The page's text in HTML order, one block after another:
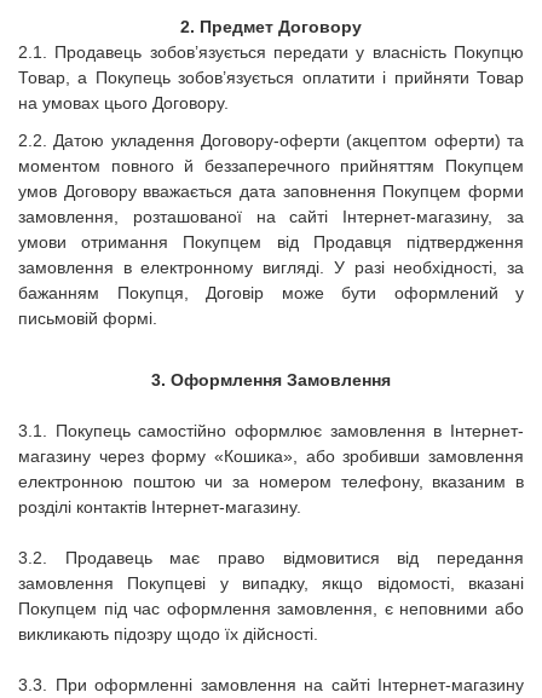
2. Предмет Договору
2.1. Продавець зобов’язується передати у власність Покупцю
Товар, а Покупець зобов’язується оплатити і прийняти Товар
на умовах цього Договору.
2.2. Датою укладення Договору-оферти (акцептом оферти) та
моментом повного й беззаперечного прийняттям Покупцем
умов Договору вважається дата заповнення Покупцем форми
замовлення, розташованої на сайті Інтернет-магазину, за
умови отримання Покупцем від Продавця підтвердження
замовлення в електронному вигляді. У разі необхідності, за
бажанням Покупця, Договір може бути оформлений у
письмовій формі.
3. Оформлення Замовлення
3.1. Покупець самостійно оформлює замовлення в Інтернет-
магазину через форму «Кошика», або зробивши замовлення
електронною поштою чи за номером телефону, вказаним в
розділі контактів Інтернет-магазину.
3.2. Продавець має право відмовитися від передання
замовлення Покупцеві у випадку, якщо відомості, вказані
Покупцем під час оформлення замовлення, є неповними або
викликають підозру щодо їх дійсності.
3.3. При оформленні замовлення на сайті Інтернет-магазину